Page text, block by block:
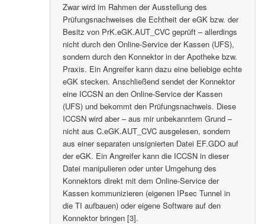
Zwar wird im Rahmen der Ausstellung des
Prüfungsnachweises die Echtheit der eGK bzw. der
Besitz von PrK.eGK.AUT_CVC geprüft – allerdings
nicht durch den Online-Service der Kassen (UFS),
sondern durch den Konnektor in der Apotheke bzw.
Praxis. Ein Angreifer kann dazu eine beliebige echte
eGK stecken. Anschließend sendet der Konnektor
eine ICCSN an den Online-Service der Kassen
(UFS) und bekommt den Prüfungsnachweis. Diese
ICCSN wird aber – aus mir unbekanntem Grund –
nicht aus C.eGK.AUT_CVC ausgelesen, sondern
aus einer separaten unsignierten Datei EF.GDO auf
der eGK. Ein Angreifer kann die ICCSN in dieser
Datei manipulieren oder unter Umgehung des
Konnektors direkt mit dem Online-Service der
Kassen kommunizieren (eigenen IPsec Tunnel in
die TI aufbauen) oder eigene Software auf den
Konnektor bringen [3].